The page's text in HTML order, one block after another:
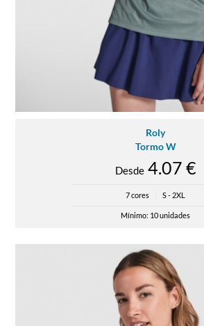
Roly
Tormo W
Desde4.07 €
7 cores S - 2XL
Mínimo: 10 unidades